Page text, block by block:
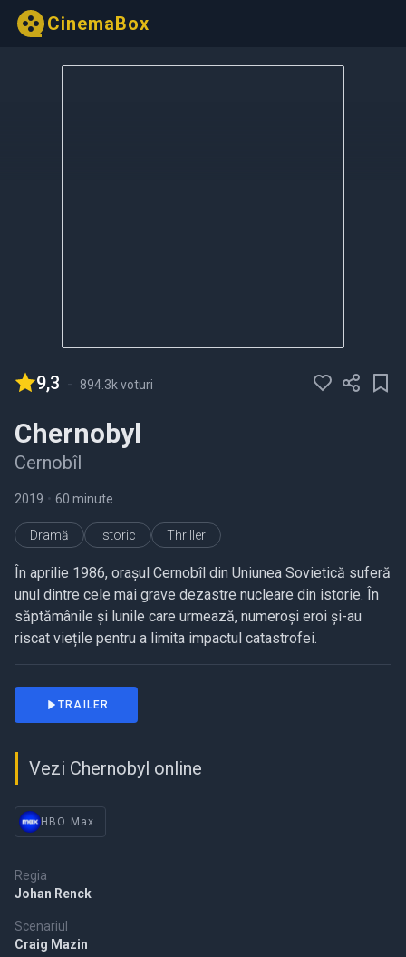
CinemaBox
9,3 - 894.3k voturi
Chernobyl
Cernobîl
2019 • 60 minute
Dramă Istoric Thriller
În aprilie 1986, orașul Cernobîl din Uniunea Sovietică suferă
unul dintre cele mai grave dezastre nucleare din istorie. În
săptămânile și lunile care urmează, numeroși eroi și-au
riscat viețile pentru a limita impactul catastrofei.
Regia
Johan Renck
Scenariul
Craig Mazin
TRAILER
Vezi Chernobyl online
HBO Max